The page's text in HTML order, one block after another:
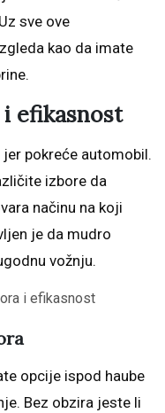
sve ove
kao da imate
efikasnost
pokreće automobil.
izbore da
načinu na koji
je da mudro
vožnju.
opcije ispod haube
Bez obzira jeste li